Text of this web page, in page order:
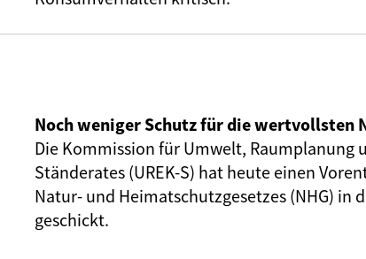
Noch weniger Schutz für die wertvollsten
Die Kommission für Umwelt, Raumplanung
Ständerates (UREK-S) hat heute einen
Natur- und Heimatschutzgesetzes (NHG) in
geschickt.